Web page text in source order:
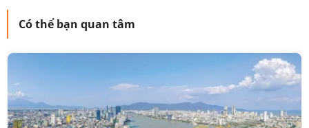
Có thể bạn quan tâm